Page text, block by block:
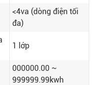
<4va (dòng điện tối
đa)
1 lớp
000000.00 ~
999999.99kwh